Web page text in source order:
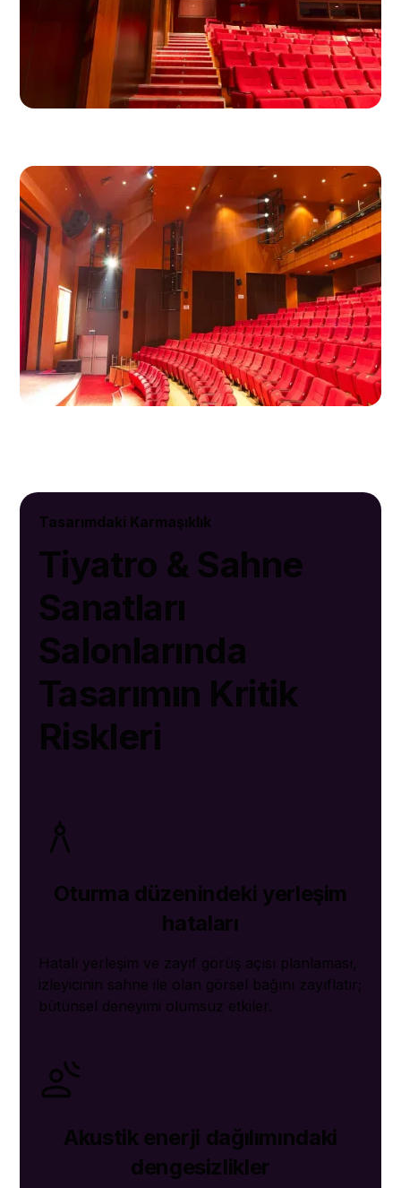
Tasarımdaki Karmaşıklık
Tiyatro & Sahne
Sanatları
Salonlarında
Tasarımın Kritik
Riskleri
Oturma düzenindeki yerleşim
hataları
Hatalı yerleşim ve zayıf görüş açısı planlaması,
izleyicinin sahne ile olan görsel bağını zayıflatır;
bütünsel deneyimi olumsuz etkiler.
Akustik enerji dağılımındaki
dengesizlikler